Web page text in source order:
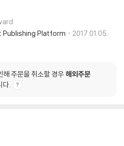
Platform
2017.01.05.
주문을 취소할 경우 해외주문
다.